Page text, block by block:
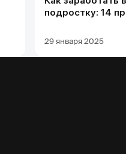
подростку: 14
советов
29 января 2025